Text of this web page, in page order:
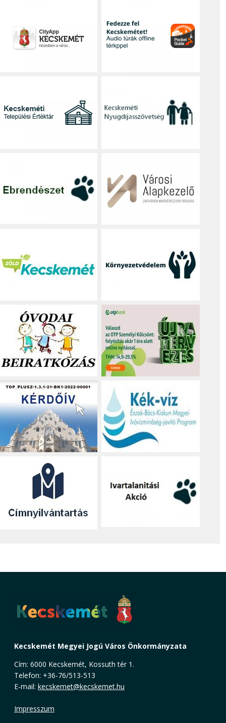
Kecskemét Megyei Jogú Város Önkormányzata
Cím: 6000 Kecskemét, Kossuth tér 1.
Telefon: +36-76/513-513
E-mail: kecskemet@kecskemet.hu
Impresszum